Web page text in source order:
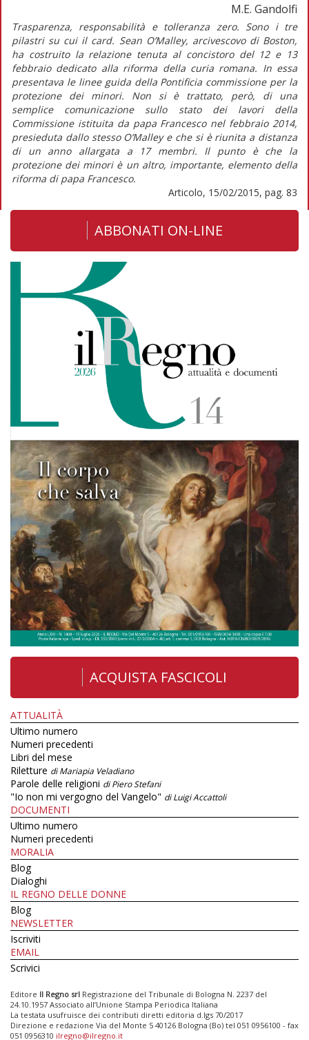
M.E. Gandolfi
Trasparenza, responsabilità e tolleranza zero. Sono i tre
pilastri su cui il card. Sean O’Malley, arcivescovo di Boston,
ha costruito la relazione tenuta al concistoro del 12 e 13
febbraio dedicato alla riforma della curia romana. In essa
presentava le linee guida della Pontificia commissione per la
protezione dei minori. Non si è trattato, però, di una
semplice comunicazione sullo stato dei lavori della
Commissione istituita da papa Francesco nel febbraio 2014,
presieduta dallo stesso O’Malley e che si è riunita a distanza
di un anno allargata a 17 membri. Il punto è che la
protezione dei minori è un altro, importante, elemento della
riforma di papa Francesco.
Articolo, 15/02/2015, pag. 83
ABBONATI ON-LINE
ACQUISTA FASCICOLI
ATTUALITÀ
Ultimo numero
Numeri precedenti
Libri del mese
Riletture di Mariapia Veladiano
Parole delle religioni di Piero Stefani
"Io non mi vergogno del Vangelo" di Luigi Accattoli
DOCUMENTI
Ultimo numero
Numeri precedenti
MORALIA
Blog
Dialoghi
IL REGNO DELLE DONNE
Blog
NEWSLETTER
Iscriviti
EMAIL
Scrivici
Editore Il Regno srl Registrazione del Tribunale di Bologna N. 2237 del
24.10.1957 Associato all’Unione Stampa Periodica Italiana
La testata usufruisce dei contributi diretti editoria d.lgs 70/2017
Direzione e redazione Via del Monte 5 40126 Bologna (Bo) tel 051 0956100 - fax
051 0956310 ilregno@ilregno.it